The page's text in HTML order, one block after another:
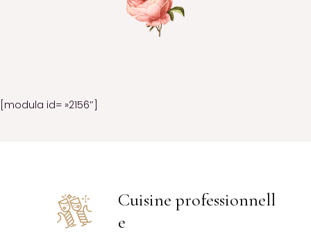
[modula id= »2156″]
Cuisine professionnell
e